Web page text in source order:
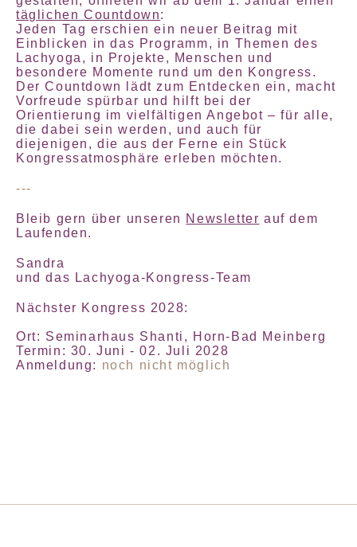
täglichen Countdown:
Jeden Tag erschien ein neuer Beitrag mit
Einblicken in das Programm, in Themen des
Lachyoga, in Projekte, Menschen und
besondere Momente rund um den Kongress.
Der Countdown lädt zum Entdecken ein, macht
Vorfreude spürbar und hilft bei der
Orientierung im vielfältigen Angebot – für alle,
die dabei sein werden, und auch für
diejenigen, die aus der Ferne ein Stück
Kongressatmosphäre erleben möchten.
---
Bleib gern über unseren Newsletter auf dem
Laufenden.
Sandra
und das Lachyoga-Kongress-Team
Nächster Kongress 2028:
Ort: Seminarhaus Shanti, Horn-Bad Meinberg
Termin: 30. Juni - 02. Juli 2028
Anmeldung: noch nicht möglich